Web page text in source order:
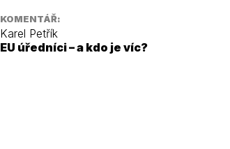
KOMENTÁŘ:
Karel Petřík
EU úředníci – a kdo je víc?